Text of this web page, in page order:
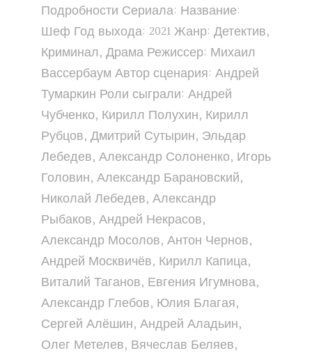
Подробности Сериала: Название:
Шеф Год выхода: 2021 Жанр: Детектив,
Криминал, Драма Режиссер: Михаил
Вассербаум Автор сценария: Андрей
Тумаркин Роли сыграли: Андрей
Чубченко, Кирилл Полухин, Кирилл
Рубцов, Дмитрий Сутырин, Эльдар
Лебедев, Александр Солоненко, Игорь
Головин, Александр Барановский,
Николай Лебедев, Александр
Рыбаков, Андрей Некрасов,
Александр Мосолов, Антон Чернов,
Андрей Москвичёв, Кирилл Капица,
Виталий Таганов, Евгения Игумнова,
Александр Глебов, Юлия Благая,
Сергей Алёшин, Андрей Аладьин,
Олег Метелев, Вячеслав Беляев,